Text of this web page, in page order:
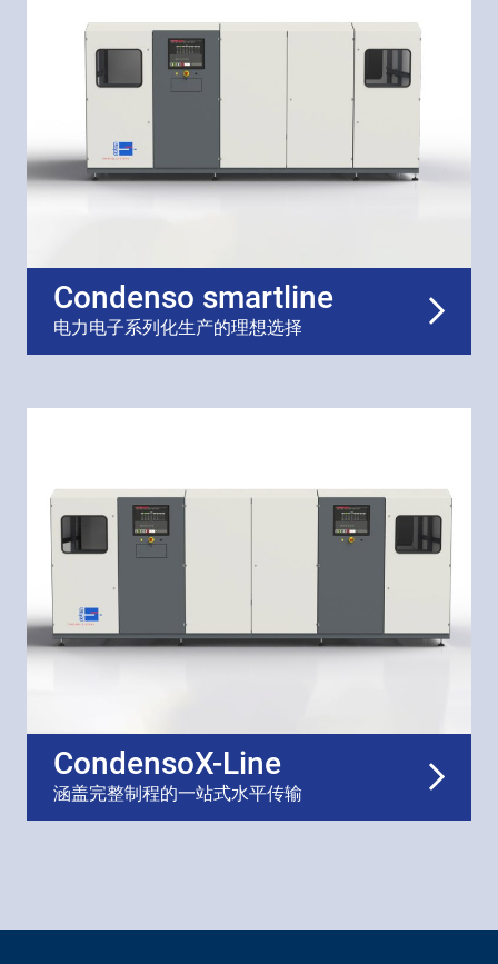
Condenso smartline
电力电子系列化生产的理想选择
CondensoX-Line
涵盖完整制程的一站式水平传输